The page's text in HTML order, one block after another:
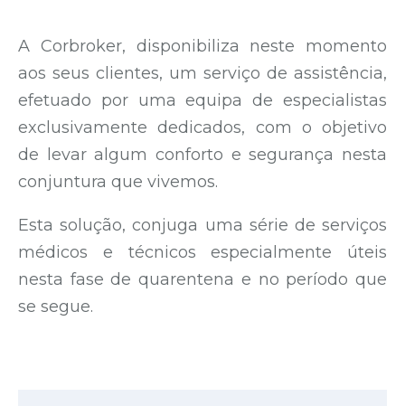
A Corbroker, disponibiliza neste momento
aos seus clientes, um serviço de assistência,
efetuado por uma equipa de especialistas
exclusivamente dedicados, com o objetivo
de levar algum conforto e segurança nesta
conjuntura que vivemos.
Esta solução, conjuga uma série de serviços
médicos e técnicos especialmente úteis
nesta fase de quarentena e no período que
se segue.